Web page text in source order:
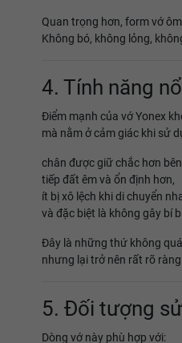
Quan trọng hơn, form vớ
Không bó, không lỏng,
4. Tính năng
Điểm mạnh của vớ Yonex
mà nằm ở cảm giác khi sử
chân được giữ chắc hơn
tiếp đất êm và ổn định hơn,
ít bị xô lệch khi di chuyển
và đặc biệt là không gây bí
Đây là những thứ không
nhưng lại trở nên rất rõ
5. Đối tượng
Dòng vớ này phù hợp với: